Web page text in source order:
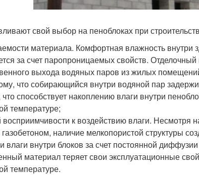
свой выбор на пеноблоках при
материала. Комфортная влажность внутри
за счет паропроницаемых свойств.
выхода водяных паров из жилых
что собирающийся внутри водяной пар
что способствует накоплению влаги внутри
температуре;
к воздействию влаги. Несмотря
наличие мелкопористой структуры
влаги внутри блоков за счет постоянной
материал теряет свои эксплуатационные
температуре.